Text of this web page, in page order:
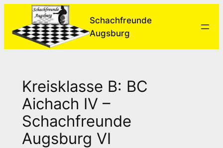
springen
Schachfreunde
Augsburg
Kreisklasse B: BC
Aichach IV –
Schachfreunde
Augsburg VI